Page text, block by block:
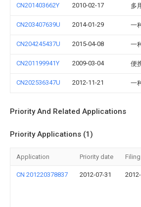
CN201403662Y 2010-02-17 多
CN203407639U 2014-01-29 一
CN204245437U 2015-04-08 一
CN201199941Y 2009-03-04 便
CN202536347U 2012-11-21 一
Priority And Related Applications
Priority Applications (1)
Application Priority date
CN 201220378837 2012-07-31